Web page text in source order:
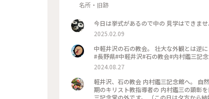
名所・旧跡
今日は挙式があるので中の 見学はできま
2025.02.09
中軽井沢の石の教会。 壮大な外観とは逆に 中は石と水でてきた まるで洞窟のような異空間。 ここが教会だなんて。
#長野県#中軽井沢#石の教会#内村鑑三記
2024.08.27
軽井沢、石の教会 内村鑑三記念館へ。 自
期のキリスト教指導者の 内村鑑三の顕彰
三記念堂の外です。 （この日は夕方から